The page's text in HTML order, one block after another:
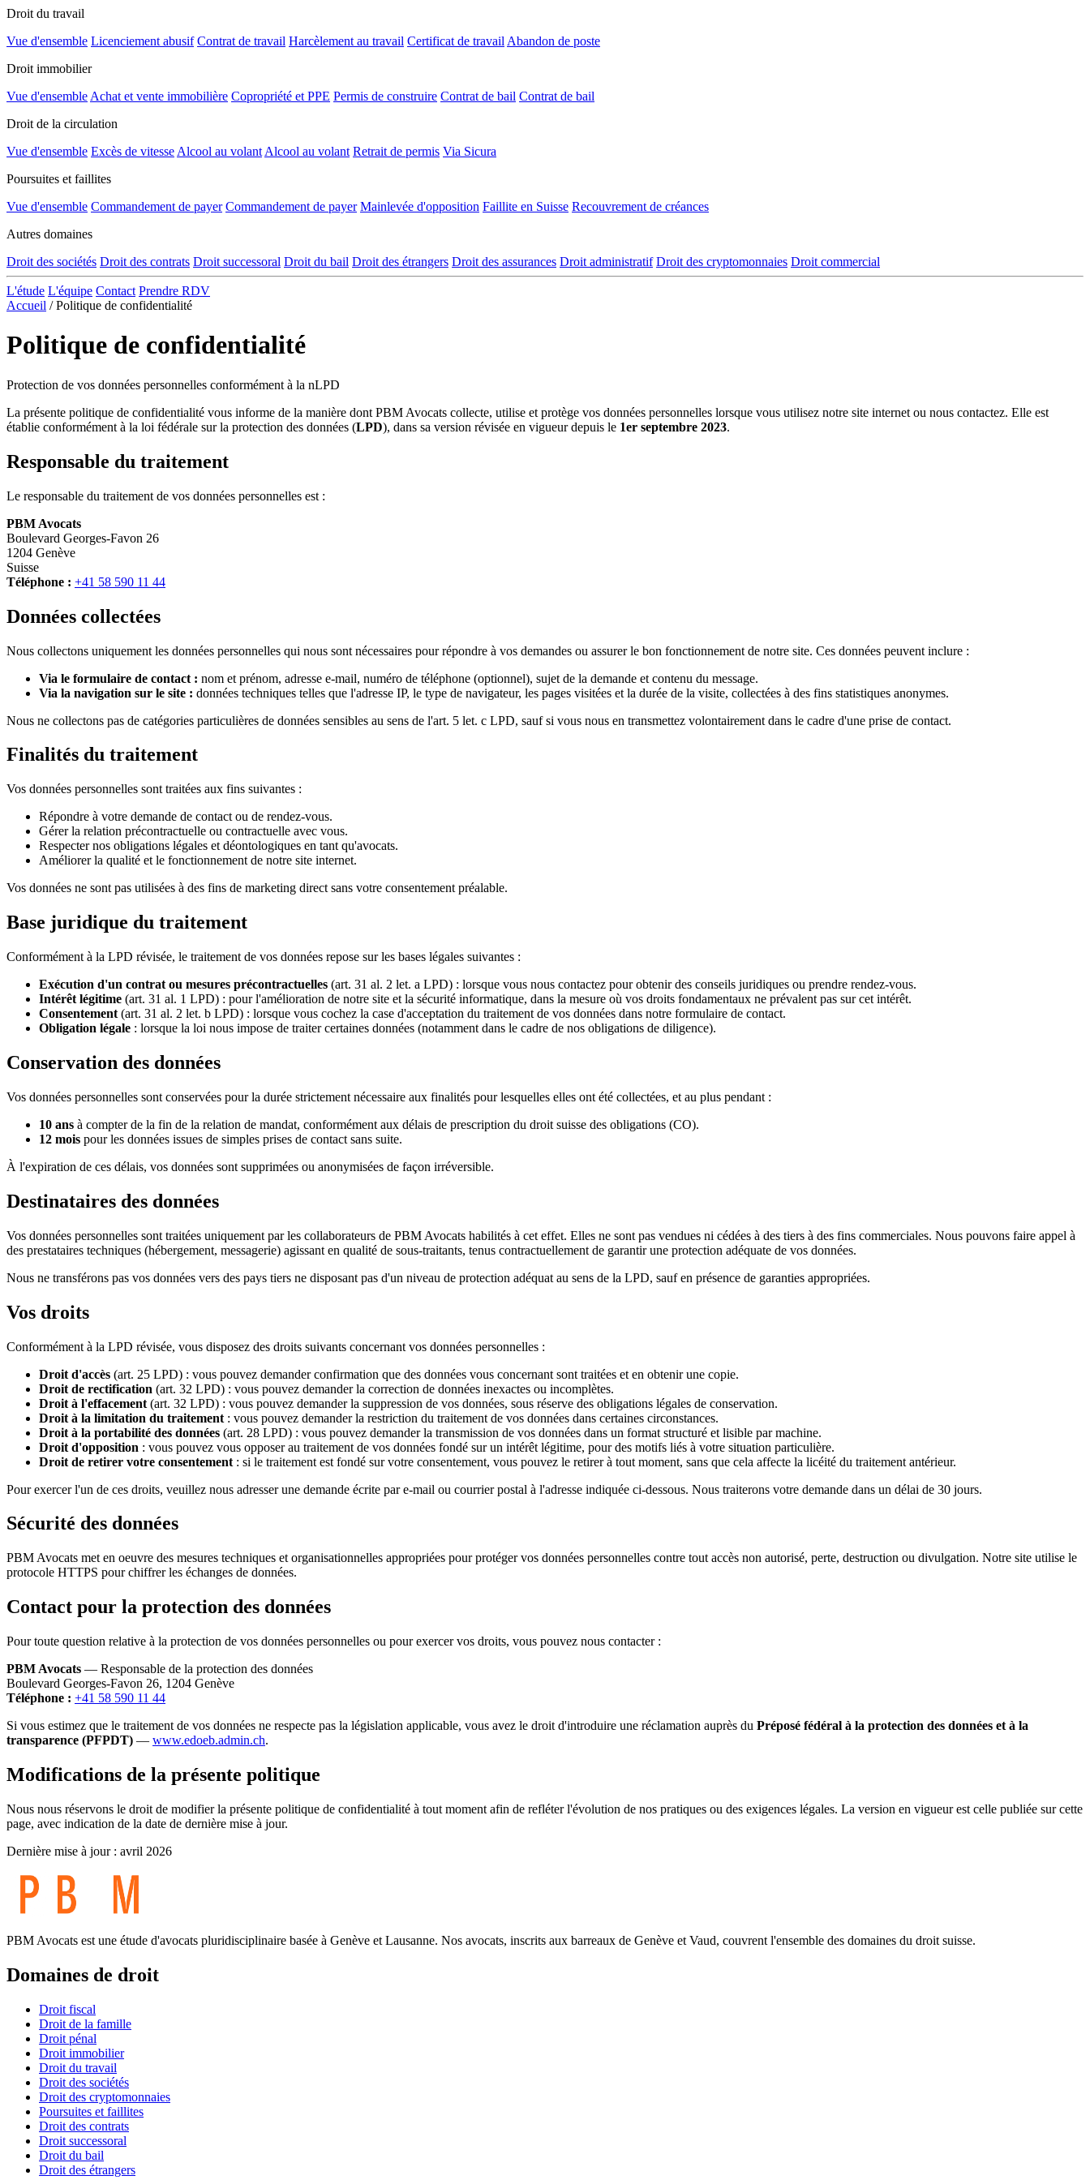
Droit du travail
Vue d'ensemble Licenciement abusif Contrat de travail Harcèlement au travail Certificat de travail Abandon de poste
Droit immobilier
Vue d'ensemble Achat et vente immobilière Copropriété et PPE Permis de construire Contrat de bail Contrat de bail
Droit de la circulation
Vue d'ensemble Excès de vitesse Alcool au volant Alcool au volant Retrait de permis Via Sicura
Poursuites et faillites
Vue d'ensemble Commandement de payer Commandement de payer Mainlevée d'opposition Faillite en Suisse Recouvrement de créances
Autres domaines
Droit des sociétés Droit des contrats Droit successoral Droit du bail Droit des étrangers Droit des assurances Droit administratif Droit des cryptomonnaies Droit commercial
L'étude L'équipe Contact Prendre RDV
Accueil / Politique de confidentialité
Politique de confidentialité
Protection de vos données personnelles conformément à la nLPD
La présente politique de confidentialité vous informe de la manière dont PBM Avocats collecte, utilise et protège vos données personnelles lorsque vous utilisez notre site internet ou nous contactez. Elle est
établie conformément à la loi fédérale sur la protection des données (LPD), dans sa version révisée en vigueur depuis le 1er septembre 2023.
Responsable du traitement
Le responsable du traitement de vos données personnelles est :
PBM Avocats
Boulevard Georges-Favon 26
1204 Genève
Suisse
Téléphone : +41 58 590 11 44
Données collectées
Nous collectons uniquement les données personnelles qui nous sont nécessaires pour répondre à vos demandes ou assurer le bon fonctionnement de notre site. Ces données peuvent inclure :
Via le formulaire de contact : nom et prénom, adresse e-mail, numéro de téléphone (optionnel), sujet de la demande et contenu du message.
Via la navigation sur le site : données techniques telles que l'adresse IP, le type de navigateur, les pages visitées et la durée de la visite, collectées à des fins statistiques anonymes.
Nous ne collectons pas de catégories particulières de données sensibles au sens de l'art. 5 let. c LPD, sauf si vous nous en transmettez volontairement dans le cadre d'une prise de contact.
Finalités du traitement
Vos données personnelles sont traitées aux fins suivantes :
Répondre à votre demande de contact ou de rendez-vous.
Gérer la relation précontractuelle ou contractuelle avec vous.
Respecter nos obligations légales et déontologiques en tant qu'avocats.
Améliorer la qualité et le fonctionnement de notre site internet.
Vos données ne sont pas utilisées à des fins de marketing direct sans votre consentement préalable.
Base juridique du traitement
Conformément à la LPD révisée, le traitement de vos données repose sur les bases légales suivantes :
Exécution d'un contrat ou mesures précontractuelles (art. 31 al. 2 let. a LPD) : lorsque vous nous contactez pour obtenir des conseils juridiques ou prendre rendez-vous.
Intérêt légitime (art. 31 al. 1 LPD) : pour l'amélioration de notre site et la sécurité informatique, dans la mesure où vos droits fondamentaux ne prévalent pas sur cet intérêt.
Consentement (art. 31 al. 2 let. b LPD) : lorsque vous cochez la case d'acceptation du traitement de vos données dans notre formulaire de contact.
Obligation légale : lorsque la loi nous impose de traiter certaines données (notamment dans le cadre de nos obligations de diligence).
Conservation des données
Vos données personnelles sont conservées pour la durée strictement nécessaire aux finalités pour lesquelles elles ont été collectées, et au plus pendant :
10 ans à compter de la fin de la relation de mandat, conformément aux délais de prescription du droit suisse des obligations (CO).
12 mois pour les données issues de simples prises de contact sans suite.
À l'expiration de ces délais, vos données sont supprimées ou anonymisées de façon irréversible.
Destinataires des données
Vos données personnelles sont traitées uniquement par les collaborateurs de PBM Avocats habilités à cet effet. Elles ne sont pas vendues ni cédées à des tiers à des fins commerciales. Nous pouvons faire appel à
des prestataires techniques (hébergement, messagerie) agissant en qualité de sous-traitants, tenus contractuellement de garantir une protection adéquate de vos données.
Nous ne transférons pas vos données vers des pays tiers ne disposant pas d'un niveau de protection adéquat au sens de la LPD, sauf en présence de garanties appropriées.
Vos droits
Conformément à la LPD révisée, vous disposez des droits suivants concernant vos données personnelles :
Droit d'accès (art. 25 LPD) : vous pouvez demander confirmation que des données vous concernant sont traitées et en obtenir une copie.
Droit de rectification (art. 32 LPD) : vous pouvez demander la correction de données inexactes ou incomplètes.
Droit à l'effacement (art. 32 LPD) : vous pouvez demander la suppression de vos données, sous réserve des obligations légales de conservation.
Droit à la limitation du traitement : vous pouvez demander la restriction du traitement de vos données dans certaines circonstances.
Droit à la portabilité des données (art. 28 LPD) : vous pouvez demander la transmission de vos données dans un format structuré et lisible par machine.
Droit d'opposition : vous pouvez vous opposer au traitement de vos données fondé sur un intérêt légitime, pour des motifs liés à votre situation particulière.
Droit de retirer votre consentement : si le traitement est fondé sur votre consentement, vous pouvez le retirer à tout moment, sans que cela affecte la licéité du traitement antérieur.
Pour exercer l'un de ces droits, veuillez nous adresser une demande écrite par e-mail ou courrier postal à l'adresse indiquée ci-dessous. Nous traiterons votre demande dans un délai de 30 jours.
Sécurité des données
PBM Avocats met en oeuvre des mesures techniques et organisationnelles appropriées pour protéger vos données personnelles contre tout accès non autorisé, perte, destruction ou divulgation. Notre site utilise le
protocole HTTPS pour chiffrer les échanges de données.
Contact pour la protection des données
Pour toute question relative à la protection de vos données personnelles ou pour exercer vos droits, vous pouvez nous contacter :
PBM Avocats — Responsable de la protection des données
Boulevard Georges-Favon 26, 1204 Genève
Téléphone : +41 58 590 11 44
Si vous estimez que le traitement de vos données ne respecte pas la législation applicable, vous avez le droit d'introduire une réclamation auprès du Préposé fédéral à la protection des données et à la
transparence (PFPDT) — www.edoeb.admin.ch.
Modifications de la présente politique
Nous nous réservons le droit de modifier la présente politique de confidentialité à tout moment afin de refléter l'évolution de nos pratiques ou des exigences légales. La version en vigueur est celle publiée sur cette
page, avec indication de la date de dernière mise à jour.
Dernière mise à jour : avril 2026
PBM Avocats est une étude d'avocats pluridisciplinaire basée à Genève et Lausanne. Nos avocats, inscrits aux barreaux de Genève et Vaud, couvrent l'ensemble des domaines du droit suisse.
Domaines de droit
Droit fiscal
Droit de la famille
Droit pénal
Droit immobilier
Droit du travail
Droit des sociétés
Droit des cryptomonnaies
Poursuites et faillites
Droit des contrats
Droit successoral
Droit du bail
Droit des étrangers